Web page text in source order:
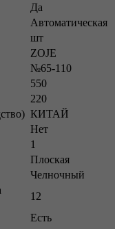
Да
Автоматическая
шт
ZOJE
№65-110
550
220
КИТАЙ
Нет
1
Плоская
Челночный
12
Есть